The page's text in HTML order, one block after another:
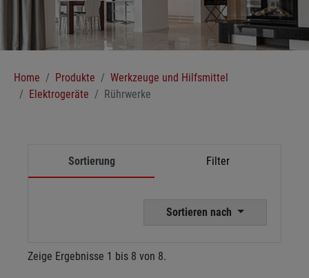
Home Produkte
Werkzeuge und Hilfsmittel
Elektrogeräte
Rührwerke
Sortierung Filter
Sortieren nach
Zeige Ergebnisse 1 bis 8 von 8.